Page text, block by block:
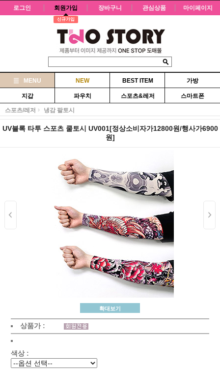
로그인 회원가입
신규가입
장바구니 관심상품 마이페이지
MENU NEW BEST ITEM 가방
지갑 파우치 스포츠&레저 스마트폰
스포츠/레저 냉감 팔토시
UV블록 타투 스포츠 쿨토시 UV001[정상소비자가12800원/행사가6900
원]
확대보기
상품가 :
색상 :